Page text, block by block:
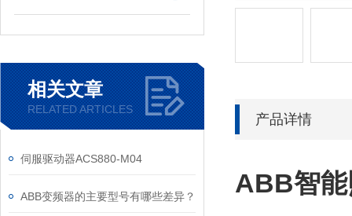
相关文章
RELATED ARTICLES
伺服驱动器ACS880-M04
ABB变频器的主要型号有哪些差异？
产品详情
ABB智